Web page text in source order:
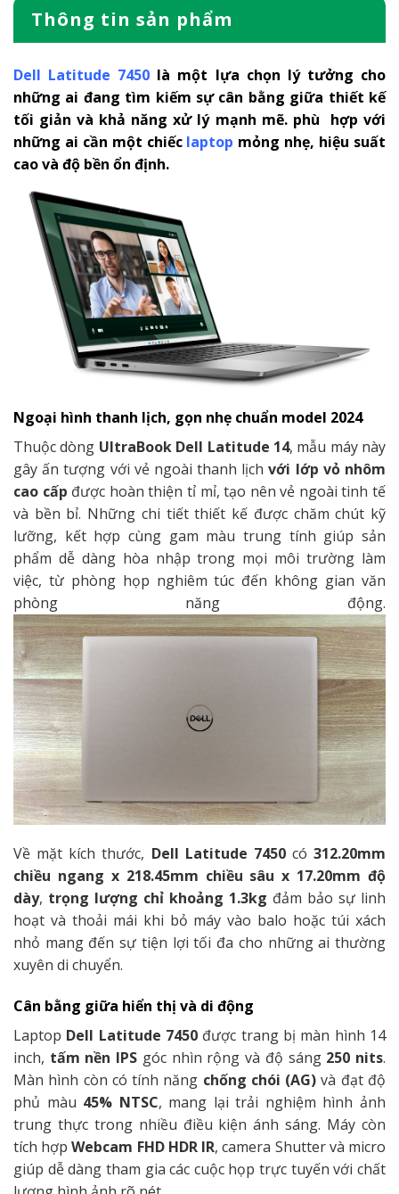
Thông tin sản phẩm
Dell Latitude 7450 là một lựa chọn lý tưởng cho
những ai đang tìm kiếm sự cân bằng giữa thiết kế
tối giản và khả năng xử lý mạnh mẽ. phù hợp với
những ai cần một chiếc laptop mỏng nhẹ, hiệu suất
cao và độ bền ổn định.
Ngoại hình thanh lịch, gọn nhẹ chuẩn model 2024
Thuộc dòng UltraBook Dell Latitude 14, mẫu máy này
gây ấn tượng với vẻ ngoài thanh lịchvới lớp vỏ nhôm
cao cấp được hoàn thiện tỉ mỉ, tạo nên vẻ ngoài tinh tế
và bền bỉ. Những chi tiết thiết kế được chăm chút kỹ
lưỡng, kết hợp cùng gam màu trung tính giúp sản
phẩm dễ dàng hòa nhập trong mọi môi trường làm
việc, từ phòng họp nghiêm túc đến không gian văn
phòng năng động.
Về mặt kích thước, Dell Latitude 7450có 312.20mm
chiều ngang x 218.45mm chiều sâu x 17.20mm độ
dày, trọng lượng chỉ khoảng 1.3kg đảm bảo sự linh
hoạt và thoải mái khi bỏ máy vào balo hoặc túi xách
nhỏ mang đến sự tiện lợi tối đa cho những ai thường
xuyên di chuyển.
Cân bằng giữa hiển thị và di động
Laptop Dell Latitude 7450 được trang bị màn hình 14
inch, tấm nền IPS góc nhìn rộng và độ sáng 250 nits.
Màn hình còn có tính năng chống chói (AG) và đạt độ
phủ màu 45% NTSC, mang lại trải nghiệm hình ảnh
trung thực trong nhiều điều kiện ánh sáng. Máy còn
tích hợpWebcam FHD HDR IR, camera Shutter và micro
giúp dễ dàng tham gia các cuộc họp trực tuyến với chất